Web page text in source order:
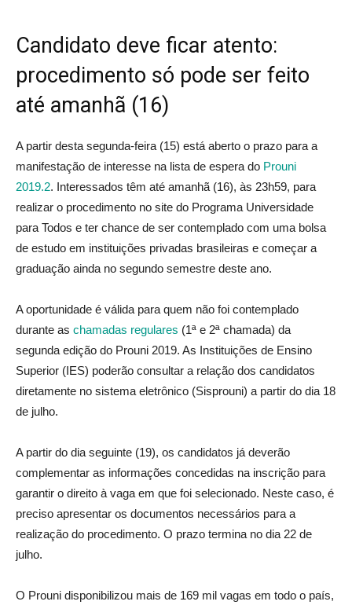
Candidato deve ficar atento:
procedimento só pode ser feito
até amanhã (16)
A partir desta segunda-feira (15) está aberto o prazo para a
manifestação de interesse na lista de espera do Prouni
2019.2. Interessados têm até amanhã (16), às 23h59, para
realizar o procedimento no site do Programa Universidade
para Todos e ter chance de ser contemplado com uma bolsa
de estudo em instituições privadas brasileiras e começar a
graduação ainda no segundo semestre deste ano.
A oportunidade é válida para quem não foi contemplado
durante as chamadas regulares (1ª e 2ª chamada) da
segunda edição do Prouni 2019. As Instituições de Ensino
Superior (IES) poderão consultar a relação dos candidatos
diretamente no sistema eletrônico (Sisprouni) a partir do dia 18
de julho.
A partir do dia seguinte (19), os candidatos já deverão
complementar as informações concedidas na inscrição para
garantir o direito à vaga em que foi selecionado. Neste caso, é
preciso apresentar os documentos necessários para a
realização do procedimento. O prazo termina no dia 22 de
julho.
O Prouni disponibilizou mais de 169 mil vagas em todo o país,